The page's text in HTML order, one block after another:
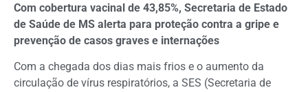
Com cobertura vacinal de 43,85%, Secretaria de Estado
de Saúde de MS alerta para proteção contra a gripe e
prevenção de casos graves e internações
Com a chegada dos dias mais frios e o aumento da
circulação de vírus respiratórios, a SES (Secretaria de